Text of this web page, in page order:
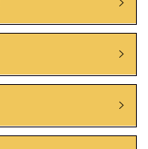


